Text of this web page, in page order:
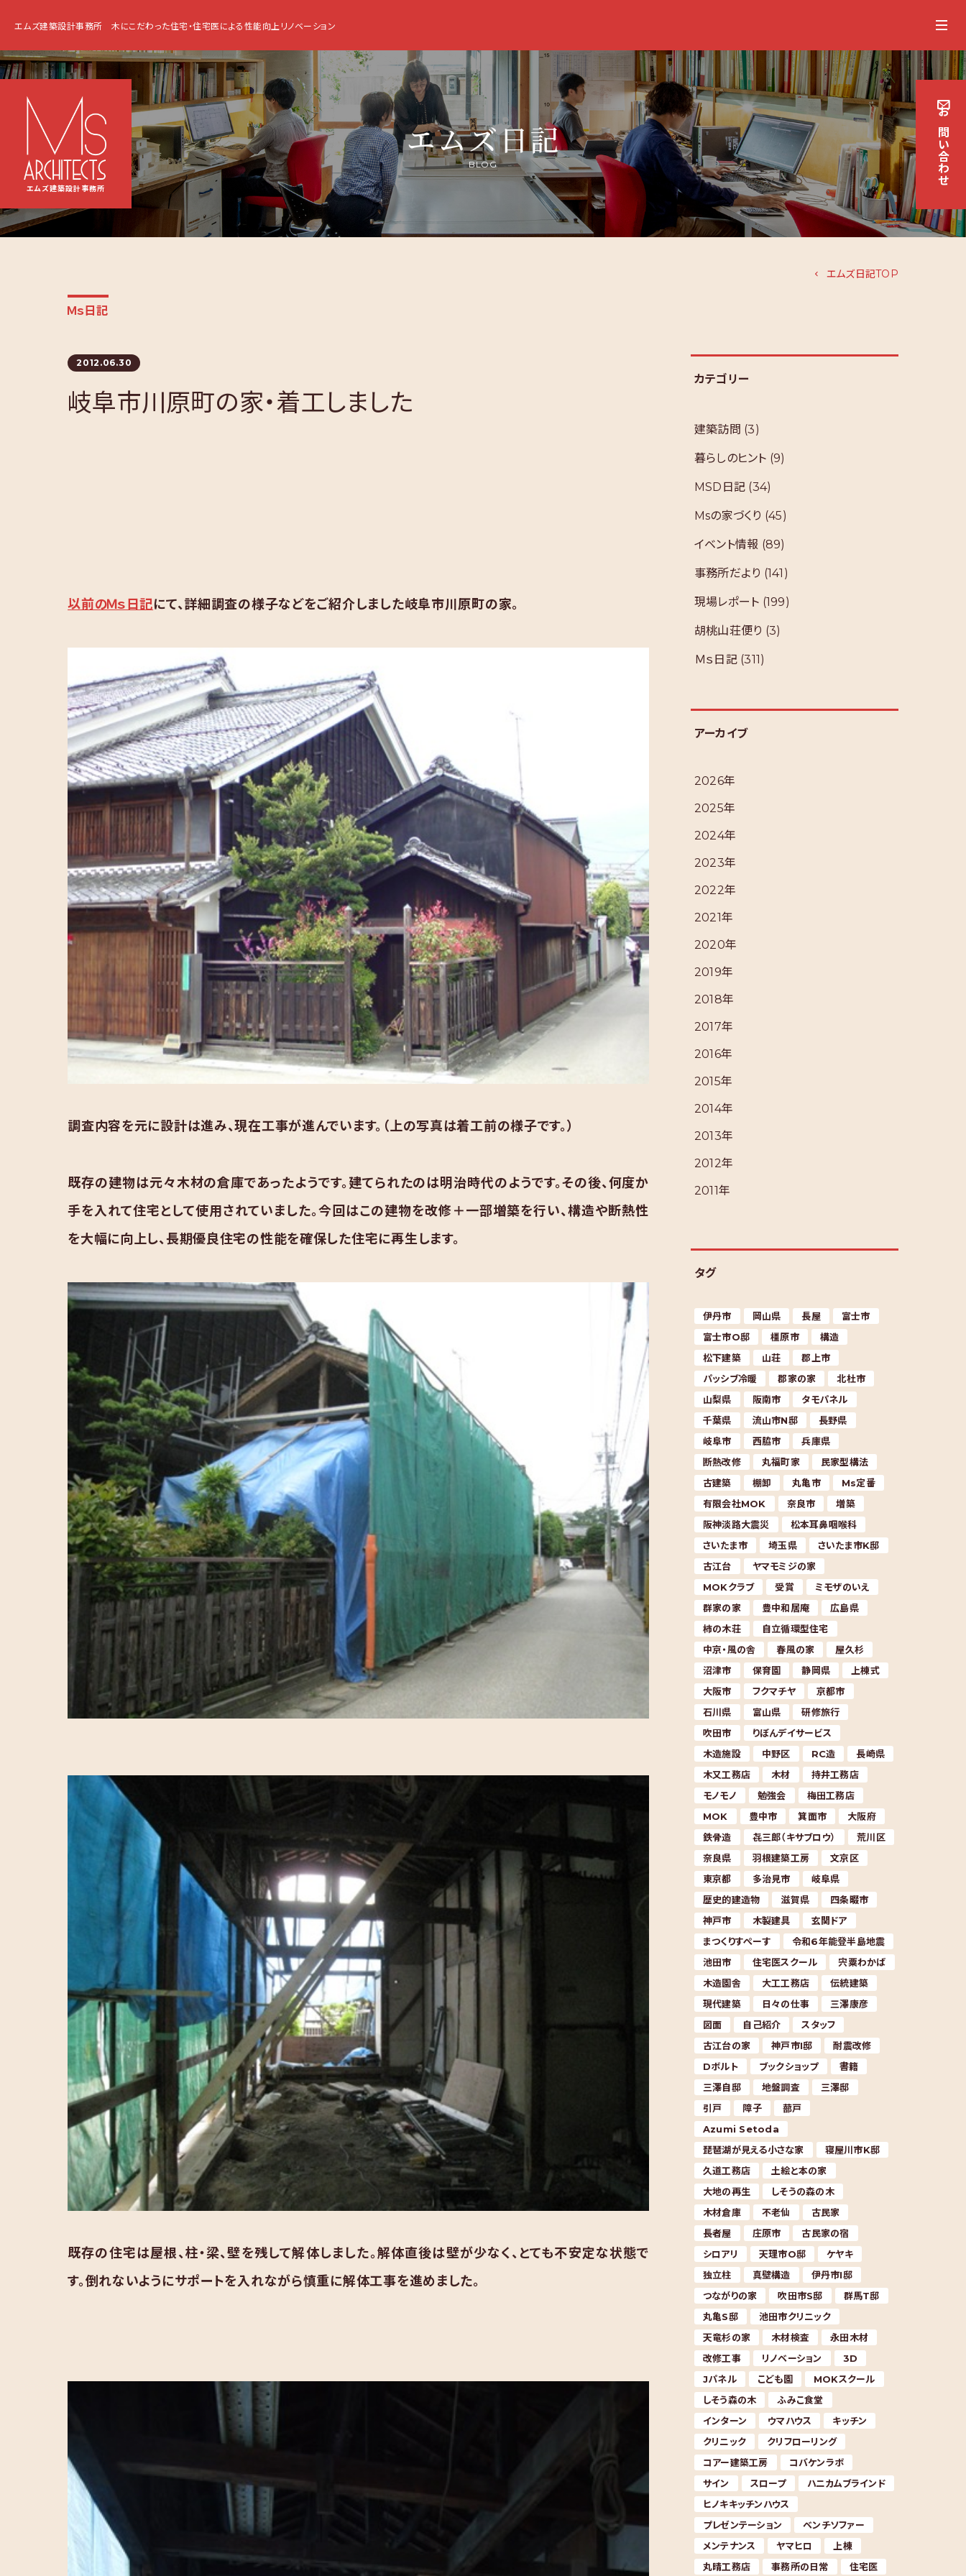
エムズ建築設計事務所 木にこだわった住宅・住宅医による性能向上リノベーション
お
問
い
合
わせ
エムズ建築設計事務所
エムズ日記
BLOG
エムズ日記TOP
Ｍｓ日記
2012.06.30
岐阜市川原町の家・着工しました
以前のＭｓ日記にて、詳細調査の様子などをご紹介しました岐阜市川原町の家。
調査内容を元に設計は進み、現在工事が進んでいます。（上の写真は着工前の様子です。）
既存の建物は元々木材の倉庫であったようです。建てられたのは明治時代のようです。その後、何度か
手を入れて住宅として使用されていました。今回はこの建物を改修＋一部増築を行い、構造や断熱性
を大幅に向上し、長期優良住宅の性能を確保した住宅に再生します。
既存の住宅は屋根、柱・梁、壁を残して解体しました。解体直後は壁が少なく、とても不安定な状態で
す。倒れないようにサポートを入れながら慎重に解体工事を進めました。
カテゴリー
建築訪問 (3)
暮らしのヒント (9)
MSD日記 (34)
Msの家づくり (45)
イベント情報 (89)
事務所だより (141)
現場レポート (199)
胡桃山荘便り (3)
Ｍｓ日記(311)
アーカイブ
2026年
2025年
2024年
2023年
2022年
2021年
2020年
2019年
2018年
2017年
2016年
2015年
2014年
2013年
2012年
2011年
タグ
伊丹市 岡山県 長屋
富士市
富士市O邸
橿原市
構造
松下建築
山荘
郡上市
パッシブ冷暖
郡家の家
北杜市
山梨県
阪南市
タモパネル
千葉県
流山市N邸
長野県
岐阜市
西脇市
兵庫県
断熱改修
丸福町家
民家型構法
古建築
棚卸 丸亀市
Ms定番
有限会社MOK
奈良市
増築
阪神淡路大震災
松本耳鼻咽喉科
さいたま市
埼玉県
さいたま市K邸
古江台
ヤマモミジの家
MOKクラブ
受賞
ミモザのいえ
群家の家
豊中和居庵
広島県
柿の木荘
自立循環型住宅
中京・風の舎
春風の家
屋久杉
沼津市
保育園 静岡県
上棟式
大阪市
フクマチヤ
京都市
石川県
富山県
研修旅行
吹田市
りぼんデイサービス
木造施設
中野区 RC造
長崎県
木又工務店
木材
持井工務店
モノモノ
勉強会
梅田工務店
MOK
豊中市 箕面市
大阪府
鉄骨造
㐂三郎（キサブロウ）
荒川区
奈良県
羽根建築工房
文京区
東京都
多治見市
岐阜県
歴史的建造物
滋賀県
四条畷市
神戸市
木製建具
玄関ドア
まつくりすぺーす
令和6年能登半島地震
池田市
住宅医スクール
宍粟わかば
木造園舎
大工工務店
伝統建築
現代建築
日々の仕事
三澤康彦
図面
自己紹介
スタッフ
古江台の家
神戸市I邸
耐震改修
Dボルト
ブックショップ
書籍
三澤自邸
地盤調査
三澤邸
引戸
障子
蔀戸
Azumi Setoda
琵琶湖が見える小さな家
寝屋川市K邸
久道工務店
土絵と本の家
大地の再生
しそうの森の木
木材倉庫
不老仙
古民家
長者屋
庄原市
古民家の宿
シロアリ
天理市O邸
ケヤキ
独立柱
真壁構造
伊丹市I邸
つながりの家
吹田市S邸
群馬T邸
丸亀S邸
池田市クリニック
天竜杉の家
木材検査
永田木材
改修工事
リノベーション
3D
Jパネル
こども園
MOKスクール
しそう森の木
ふみこ食堂
インターン
ウマハウス
キッチン
クリニック
クリフローリング
コアー建築工房
コバケンラボ
サイン
スロープ
ハニカムブラインド
ヒノキキッチンハウス
プレゼンテーション
ベンチソファー
メンテナンス
ヤマヒロ
上棟
丸晴工務店
事務所の日常 住宅医